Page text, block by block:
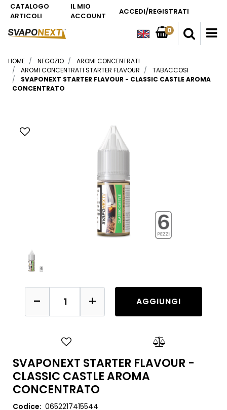
CATALOGO
ARTICOLI
IL MIO
ACCOUNT
ACCEDI/REGISTRATI
0
HOME NEGOZIO
AROMI CONCENTRATI
AROMI CONCENTRATI STARTER FLAVOUR
TABACCOSI
SVAPONEXT STARTER FLAVOUR - CLASSIC CASTLE AROMA
CONCENTRATO
Quantità
AGGIUNGI
SVAPONEXT STARTER FLAVOUR -
CLASSIC CASTLE AROMA
CONCENTRATO
Codice: 0652217415544